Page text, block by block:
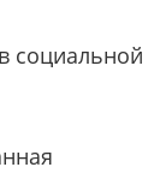
социальной